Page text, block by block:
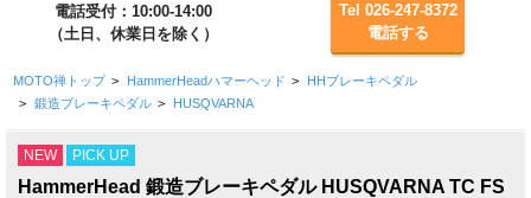
電話受付：10:00-14:00
（土日、休業日を除く）
Tel 026-247-8372
電話する
MOTO禅トップ > HammerHeadハマーヘッド > HHブレーキペダル
> 鍛造ブレーキペダル > HUSQVARNA
NEW PICK UP
HammerHead 鍛造ブレーキペダル HUSQVARNA TC FS